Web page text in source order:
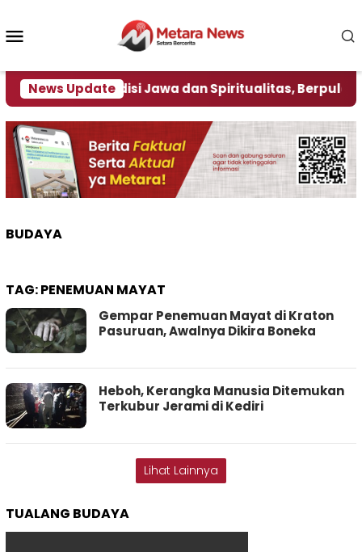
konten
News Update
Tradisi Jawa dan Spiritualitas, Berpulang di
BUDAYA
TAG:PENEMUAN MAYAT
Gempar Penemuan Mayat di Kraton
Pasuruan, Awalnya Dikira Boneka
Heboh, Kerangka Manusia Ditemukan
Terkubur Jerami di Kediri
Lihat Lainnya
TUALANG BUDAYA